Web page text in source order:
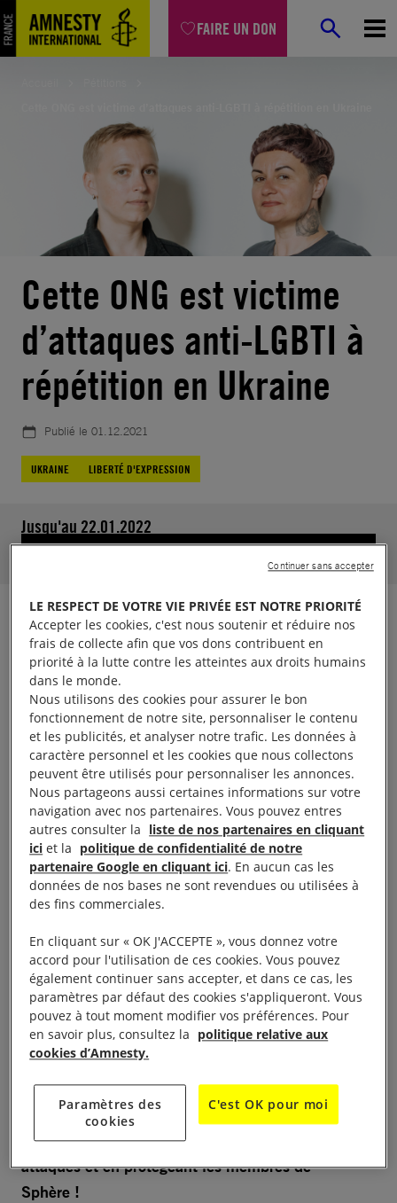
FAIRE UN DON
Aller
au
contenu
Cette ONG est victime
d’attaques anti-LGBTI à
répétition en Ukraine
Publié le 01.12.2021
UKRAINE LIBERTÉ D'EXPRESSION
Jusqu'au 22.01.2022
En Ukraine, défendre les droits des femmes et des
personnes LGBTI+ peut vous exposer à des
attaques menées par des groupes anti-LGBTI
violents. L’ONG Sphère, une des plus anciennes
organisations de défense de ces personnes en fait
aujourd’hui les frais.
Depuis plusieurs années, l’ONG Sphère subit des
attaques discriminatoires à répétition. À chaque
incident, les fondatrices de Sphère portent plainte
auprès de la police. Mais en Ukraine, les auteurs de
ces attaques jouissent d’une impunité quasi-totale.
2017, seulement trois ont fait l’objet d’une enquête
de la part de la police à ce jour et aucun n’a été
qualifié de crime de haine.
En raison de l’inaction de la police, les membres de
L’État doit réagir en condamnant les auteurs de ces
attaques et en protégeant les membres de
Sphère !
LE RESPECT DE VOTRE VIE PRIVÉE EST NOTRE PRIORITÉ
Accepter les cookies, c'est nous soutenir et réduire nos
frais de collecte afin que vos dons contribuent en
priorité à la lutte contre les atteintes aux droits humains
dans le monde.
Nous utilisons des cookies pour assurer le bon
fonctionnement de notre site, personnaliser le contenu
et les publicités, et analyser notre trafic. Les données à
caractère personnel et les cookies que nous collectons
peuvent être utilisés pour personnaliser les annonces.
Nous partageons aussi certaines informations sur votre
navigation avec nos partenaires. Vous pouvez entres
autres consulter la liste de nos partenaires en cliquant
ici et la politique de confidentialité de notre
partenaire Google en cliquant ici. En aucun cas les
données de nos bases ne sont revendues ou utilisées à
des fins commerciales.
En cliquant sur « OK J'ACCEPTE », vous donnez votre
accord pour l'utilisation de ces cookies. Vous pouvez
également continuer sans accepter, et dans ce cas, les
paramètres par défaut des cookies s'appliqueront. Vous
pouvez à tout moment modifier vos préférences. Pour
en savoir plus, consultez la politique relative aux
cookies d’Amnesty.
Paramètres des
cookies
C'est OK pour moi
Continuer sans accepter